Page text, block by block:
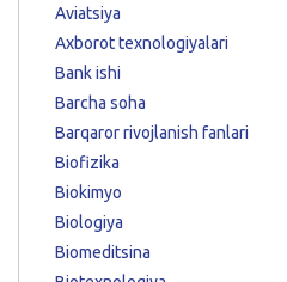
Aviatsiya
Axborot texnologiyalari
Bank ishi
Barcha soha
Barqaror rivojlanish fanlari
Biofizika
Biokimyo
Biologiya
Biomeditsina